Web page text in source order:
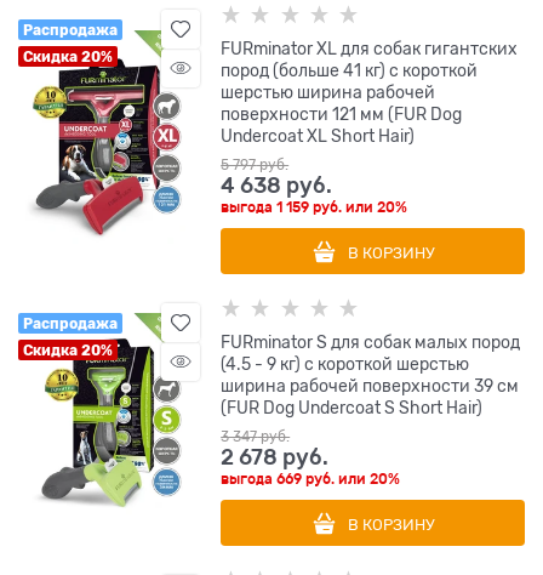
Распродажа
Скидка 20%
FURminator XL для собак гигантских
пород (больше 41 кг) с короткой
шерстью ширина рабочей
поверхности 121 мм (FUR Dog
Undercoat XL Short Hair)
5 797 руб.
4 638 руб.
выгода1 159 руб. или20%
В КОРЗИНУ
Распродажа
Скидка 20%
FURminator S для собак малых пород
(4.5 - 9 кг) с короткой шерстью
ширина рабочей поверхности 39 см
(FUR Dog Undercoat S Short Hair)
3 347 руб.
2 678 руб.
выгода669 руб. или20%
В КОРЗИНУ